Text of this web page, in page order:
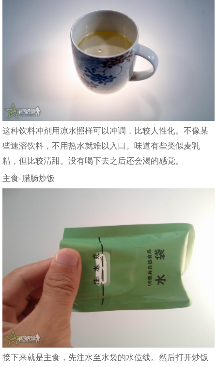
这种饮料冲剂用凉水照样可以冲调，比较人性化。不像某
些速溶饮料，不用热水就难以入口。味道有些类似麦乳
精，但比较清甜。没有喝下去之后还会渴的感觉。
主食-腊肠炒饭
接下来就是主食，先注水至水袋的水位线。然后打开炒饭